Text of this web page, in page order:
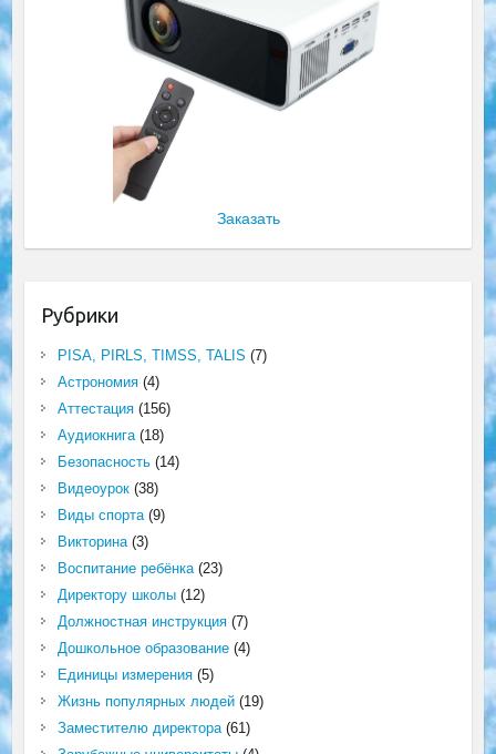
Заказать
Рубрики
PISA, PIRLS, TIMSS, TALIS (7)
Астрономия(4)
Аттестация(156)
Аудиокнига(18)
Безопасность(14)
Видеоурок(38)
Виды спорта(9)
Викторина(3)
Воспитание ребёнка(23)
Директору школы(12)
Должностная инструкция(7)
Дошкольное образование(4)
Единицы измерения(5)
Жизнь популярных людей(19)
Заместителю директора(61)